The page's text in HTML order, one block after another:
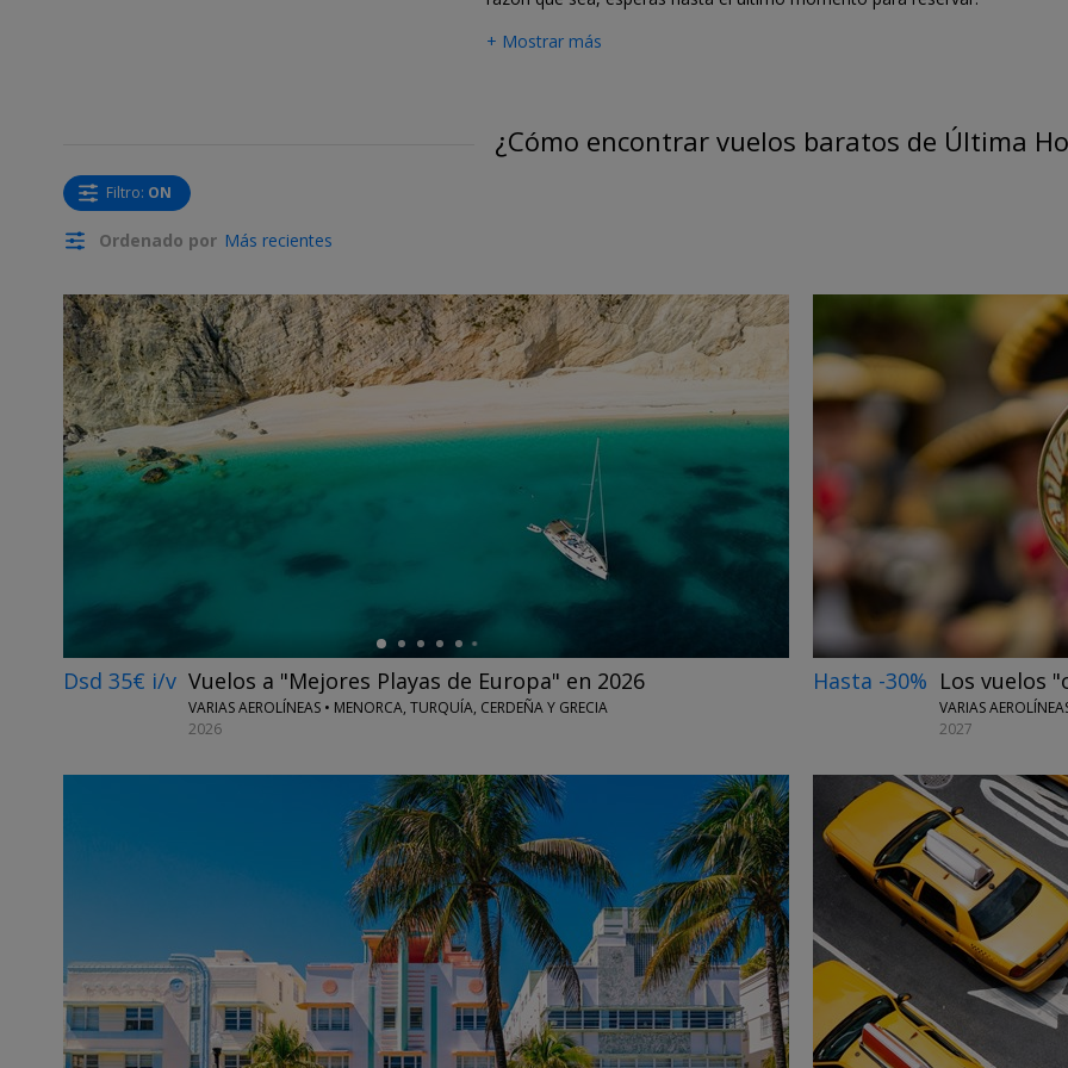
+ Mostrar más
¿Cómo encontrar vuelos baratos de Última
Filtro: ON
Ordenado por Más recientes
← →
Dsd 35€ i/v Vuelos a "Mejores Playas de Europa" en 2026
VARIAS AEROLÍNEAS • MENORCA, TURQUÍA, CERDEÑA Y GRECIA
2026
Hasta -30% Los vuelos
VARIAS
2027
← →